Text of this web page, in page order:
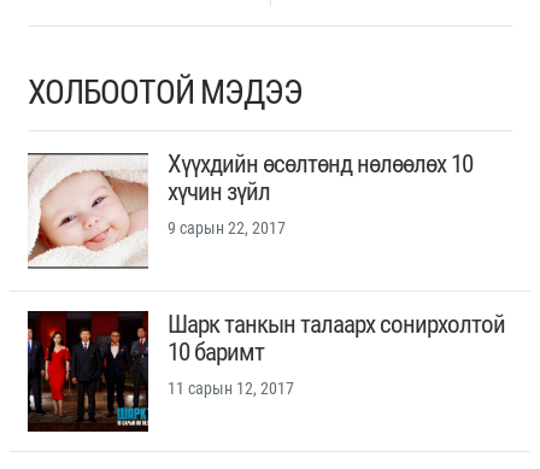
ХОЛБООТОЙ МЭДЭЭ
Хүүхдийн өсөлтөнд нөлөөлөх 10
хүчин зүйл
9 сарын 22, 2017
Шарк танкын талаарх сонирхолтой
10 баримт
11 сарын 12, 2017